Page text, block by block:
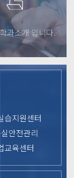
과소개 입니다.
습지원센터
안전관리
교육센터